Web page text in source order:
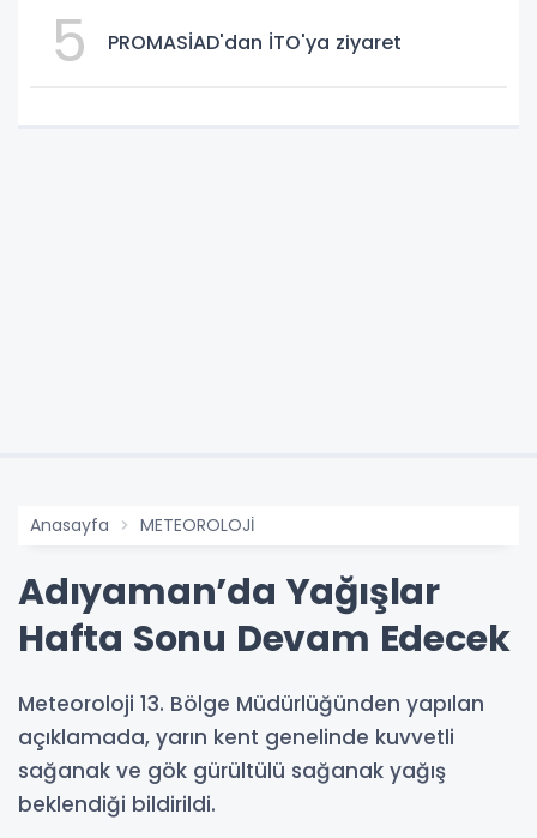
5 PROMASİAD'dan İTO'ya ziyaret
Anasayfa METEOROLOJİ
Adıyaman’da Yağışlar
Hafta Sonu Devam Edecek
Meteoroloji 13. Bölge Müdürlüğünden yapılan
açıklamada, yarın kent genelinde kuvvetli
sağanak ve gök gürültülü sağanak yağış
beklendiği bildirildi.